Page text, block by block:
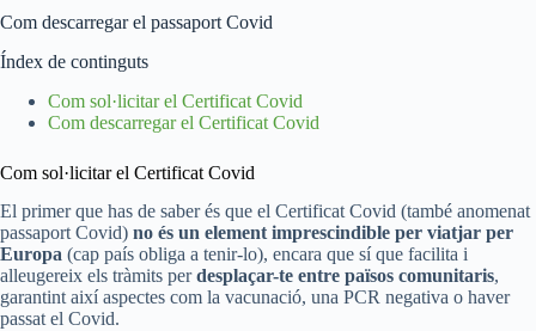
Com descarregar el passaport Covid
Índex de continguts
Com sol·licitar el Certificat Covid
Com descarregar el Certificat Covid
Com sol·licitar el Certificat Covid
El primer que has de saber és que el Certificat Covid (també anomenat
passaport Covid) no és un element imprescindible per viatjar per
Europa (cap país obliga a tenir-lo), encara que sí que facilita i
alleugereix els tràmits perdesplaçar-te entre països comunitaris,
garantint així aspectes com la vacunació, una PCR negativa o haver
passat el Covid.